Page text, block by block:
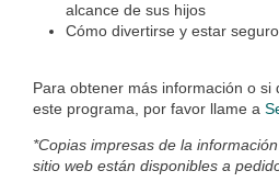
alcance de sus hijos
Cómo divertirse y estar
Para obtener más información o si
este programa, por favor llame a
*Copias impresas de la
sitio web están disponibles a